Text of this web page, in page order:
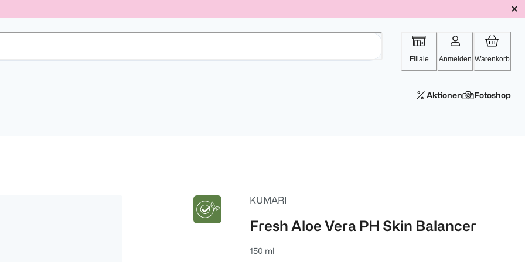
Filiale Anmelden Warenkorb
Aktionen Fotoshop
KUMARI
Fresh Aloe Vera PH Skin Balancer
150 ml